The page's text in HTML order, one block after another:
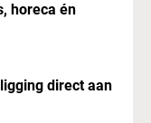
horeca én
direct aan